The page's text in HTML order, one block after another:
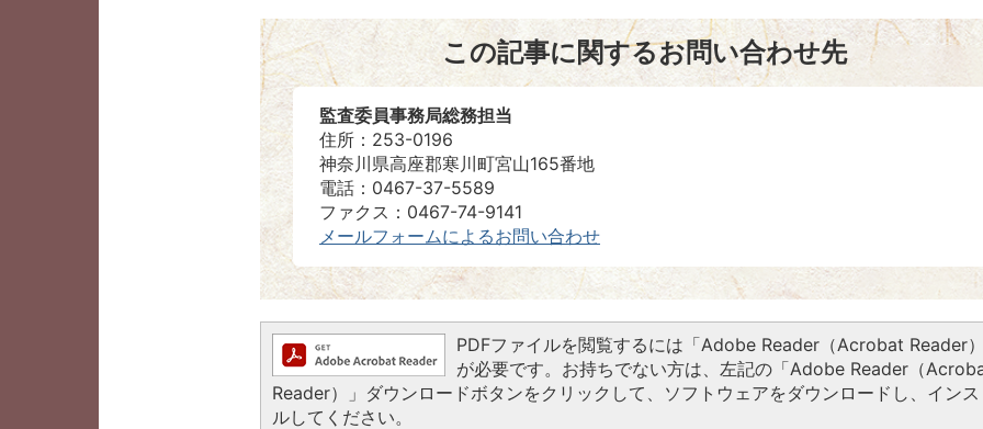
この記事に関するお問い合わせ先
監査委員事務局総務担当
住所：253-0196
神奈川県高座郡寒川町宮山165番地
電話：0467-37-5589
ファクス：0467-74-9141
メールフォームによるお問い合わせ
PDFファイルを閲覧するには「Adobe Reader（Acrobat Reader
が必要です。お持ちでない方は、左記の「Adobe Reader（
Reader）」ダウンロードボタンをクリックして、ソフトウェアをダウンロードし、イン
ルしてください。